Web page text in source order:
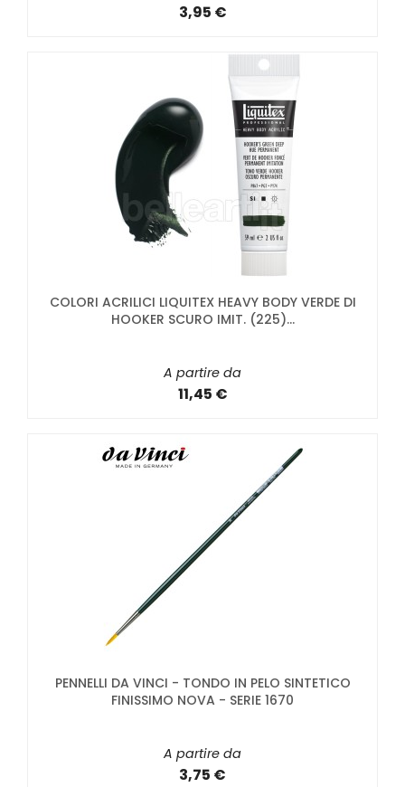
3,95 €
COLORI ACRILICI LIQUITEX HEAVY BODY VERDE DI
HOOKER SCURO IMIT. (225)...
A partire da
11,45 €
PENNELLI DA VINCI - TONDO IN PELO SINTETICO
FINISSIMO NOVA - SERIE 1670
A partire da
3,75 €